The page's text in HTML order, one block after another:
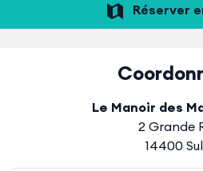
Réserver
Le Manoir des
2 Grande
14400